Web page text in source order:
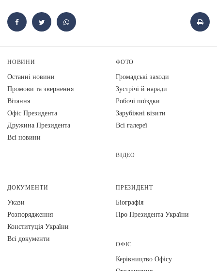
НОВИНИ
Останні новини
Промови та звернення
Вiтання
Офіс Президента
Дружина Президента
Всі новини
ФОТО
Громадські заходи
Зустрічі й наради
Робочі поїздки
Зарубіжні візити
Всі галереї
ВІДЕО
ДОКУМЕНТИ
Укази
Розпорядження
Конституція України
Всі документи
ПРЕЗИДЕНТ
Біографія
Про Президента України
ОФІС
Керівництво Офісу